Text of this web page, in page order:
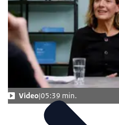
Video 05:39 min.